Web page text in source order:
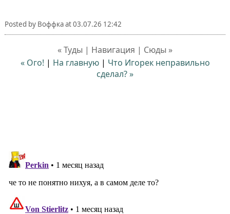
Posted by Воффкаat03.07.26 12:42
« Туды | Навигация | Сюды »
« Ого! | На главную| Что Игорек неправильно
сделал? »